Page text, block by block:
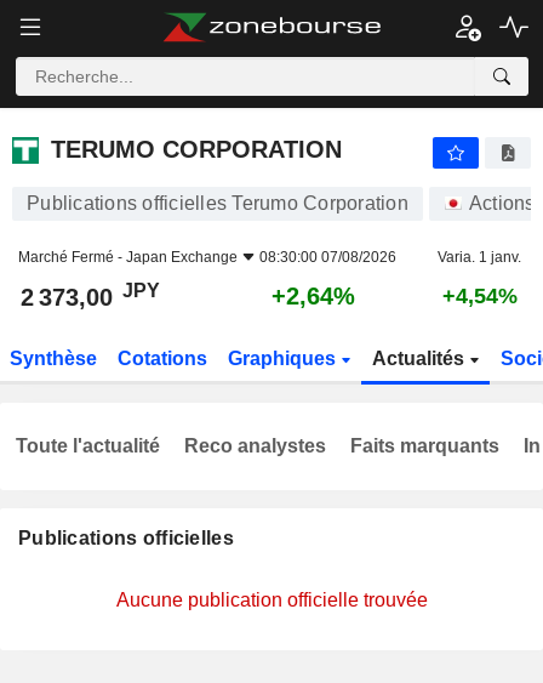
TERUMO CORPORATION
TERUMO CORPORATION
Publications officielles Terumo Corporation Actions
Marché Fermé - Japan Exchange 08:30:00 07/08/2026 Varia. 1 janv.
2 373,00 JPY +2,64% +4,54%
Synthèse Cotations Graphiques Actualités
Publications officielles
Aucune publication officielle trouvée
Toute l'actualité Reco analystes Faits marquants